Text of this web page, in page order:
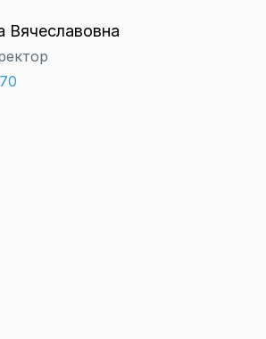
Вячеславовна